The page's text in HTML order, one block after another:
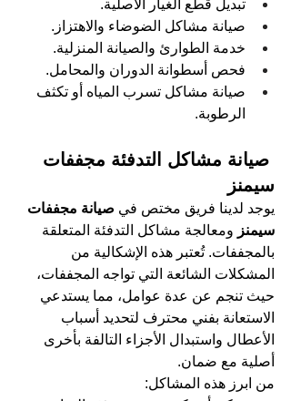
تبديل قطع الغيار الأصلية.
صيانة مشاكل الضوضاء والاهتزاز.
خدمة الطوارئ والصيانة المنزلية.
فحص أسطوانة الدوران والمحامل.
صيانة مشاكل تسرب المياه أو تكثف
الرطوبة.
صيانة مشاكل التدفئة مجففات
سيمنز
يوجد لدينا فريق مختص في صيانة مجففات
سيمنز ومعالجة مشاكل التدفئة المتعلقة
بالمجففات. تُعتبر هذه الإشكالية من
المشكلات الشائعة التي تواجه المجففات،
حيث تنجم عن عدة عوامل، مما يستدعي
الاستعانة بفني محترف لتحديد أسباب
الأعطال واستبدال الأجزاء التالفة بأخرى
أصلية مع ضمان.
من ابرز هذه المشاكل: